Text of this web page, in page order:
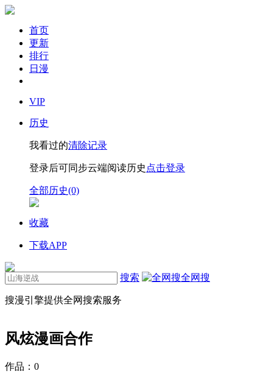
首页
更新
排行
日漫
VIP
历史
我看过的清除记录
登录后可同步云端阅读历史 点击登录
全部历史(0)
收藏
下载APP
搜索 全网搜
搜漫引擎提供全网搜索服务
风炫漫画合作
作品： 0